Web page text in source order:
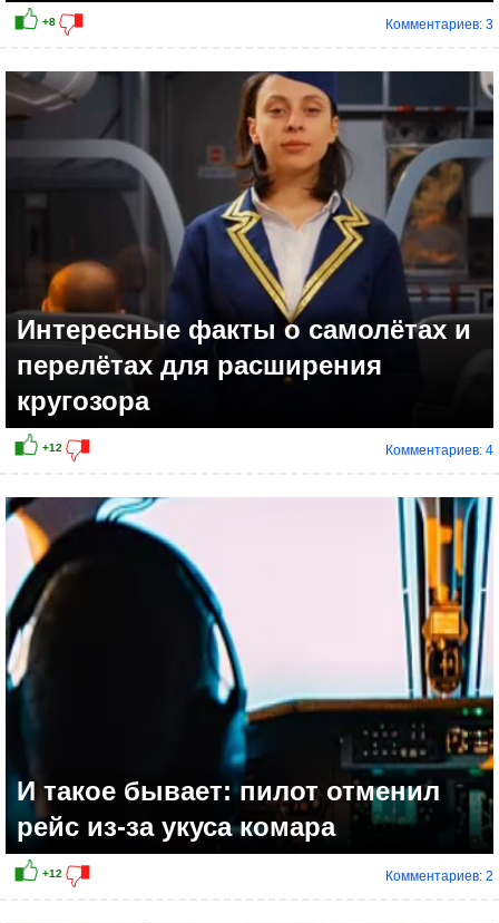
+16
Комментариев: 3
Интересные факты о самолётах и
перелётах для расширения
кругозора
Комментариев: 4
И такое бывает: пилот отменил
рейс из-за укуса комара
Комментариев: 2